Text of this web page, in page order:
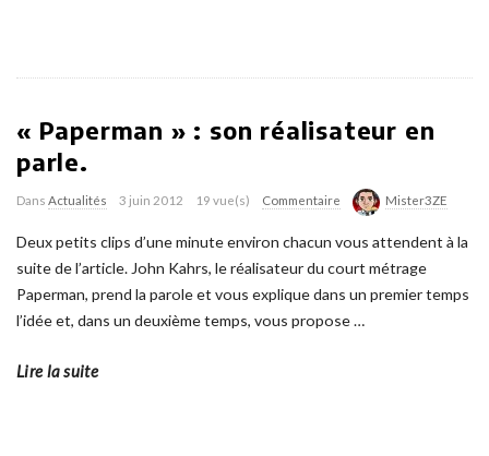
« Paperman » : son réalisateur en
parle.
Dans Actualités 3 juin 2012 19 vue(s) Commentaire Mister3ZE
Deux petits clips d’une minute environ chacun vous attendent à la
suite de l’article. John Kahrs, le réalisateur du court métrage
Paperman, prend la parole et vous explique dans un premier temps
l’idée et, dans un deuxième temps, vous propose…
Lire la suite